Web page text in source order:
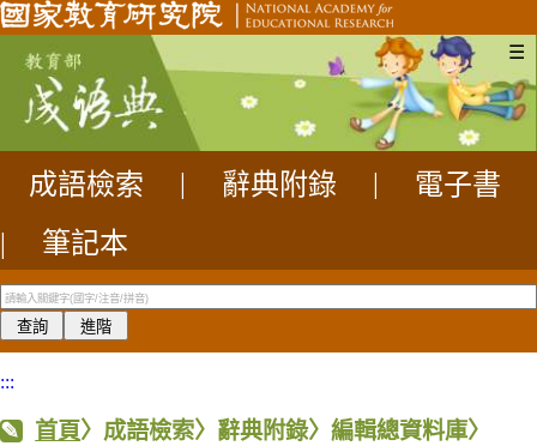
☰
成語檢索 辭典附錄
電子書
|
筆記本
:::
首頁〉成語檢索〉辭典附錄〉編輯總資料庫〉